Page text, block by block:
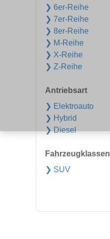
❯ 6er-Reihe
❯ 7er-Reihe
❯ 8er-Reihe
❯ M-Reihe
❯ X-Reihe
❯ Z-Reihe
Antriebsart
❯ Elektroauto
❯ Hybrid
❯ Diesel
Fahrzeugklassen
❯ SUV